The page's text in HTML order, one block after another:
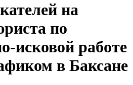
на
по
исковой работе
в Баксане